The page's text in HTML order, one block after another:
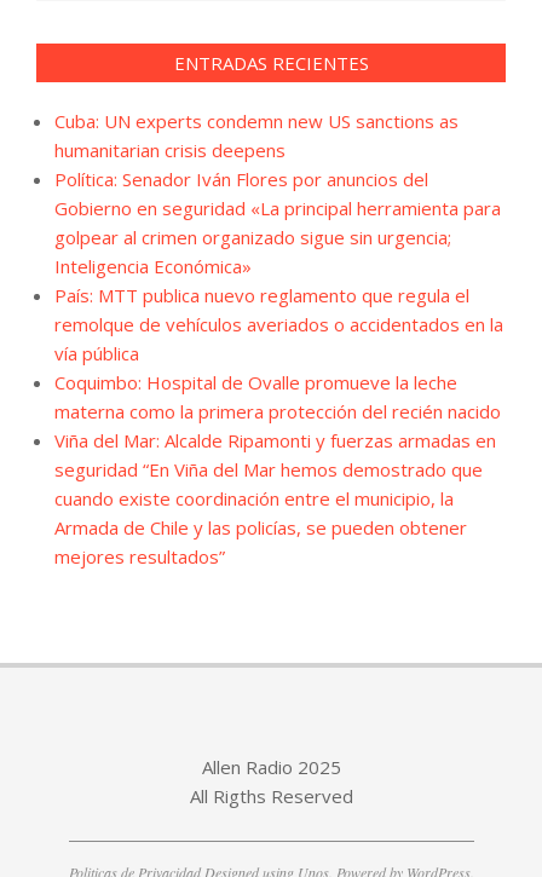
ENTRADAS RECIENTES
Cuba: UN experts condemn new US sanctions as
humanitarian crisis deepens
Política: Senador Iván Flores por anuncios del
Gobierno en seguridad «La principal herramienta para
golpear al crimen organizado sigue sin urgencia;
Inteligencia Económica»
País: MTT publica nuevo reglamento que regula el
remolque de vehículos averiados o accidentados en la
vía pública
Coquimbo: Hospital de Ovalle promueve la leche
materna como la primera protección del recién nacido
Viña del Mar: Alcalde Ripamonti y fuerzas armadas en
seguridad “En Viña del Mar hemos demostrado que
cuando existe coordinación entre el municipio, la
Armada de Chile y las policías, se pueden obtener
mejores resultados”
Allen Radio 2025
All Rigths Reserved
Politicas de PrivacidadDesigned using Unos. Powered by WordPress.